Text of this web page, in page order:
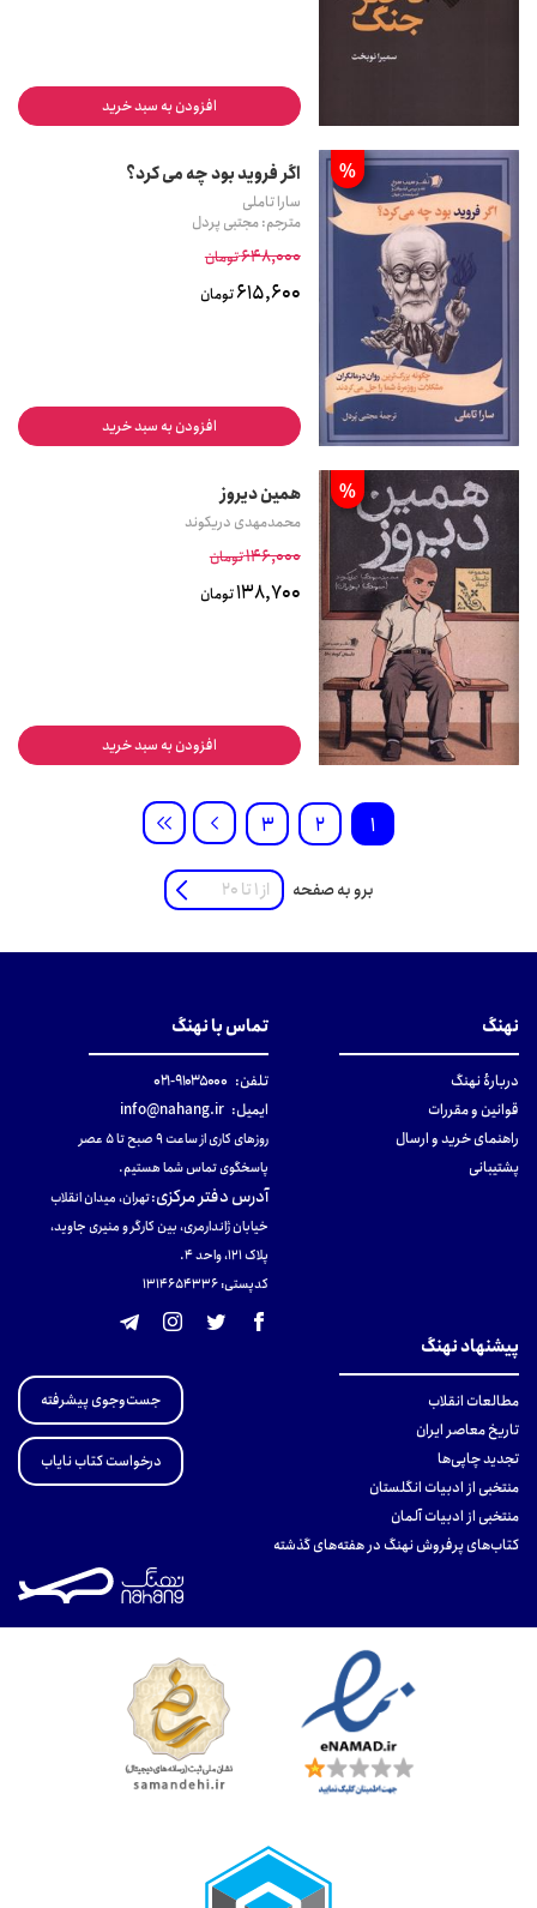
افزودن به سبد خرید
% اگر فروید بود چه می کرد؟
سارا تاملی
مترجم: مجتبی پردل
648,000تومان
615,600تومان
افزودن به سبد خرید
% همین دیروز
محمدمهدی دریکوند
146,000تومان
138,700تومان
افزودن به سبد خرید
1
2
3
برو به صفحه
نهنگ
دربارهٔ نهنگ
قوانین و مقررات
راهنمای خرید و ارسال
پشتیبانی
تماس با نهنگ
تلفن: ۹۱۰۳۵۰۰۰-۰۲۱
ایمیل: info@nahang.ir
روزهای کاری از ساعت ۹ صبح تا ۵ عصر
پاسخگوی تماس شما هستیم.
آدرس دفتر مرکزی:تهران، میدان انقلاب
خیابان ژاندارمری، بین کارگر و منیری جاوید،
پلاک 121، واحد ۴.
کدپستی: 131465433۶
پیشنهاد نهنگ
مطالعات انقلاب
تاریخ معاصر ایران
تجدید چاپی‌ها
منتخبی از ادبیات انگلستان
منتخبی از ادبیات آلمان
کتاب‌های پرفروش نهنگ در هفته‌های گذشته
جست‌وجوی پیشرفته
درخواست کتاب نایاب